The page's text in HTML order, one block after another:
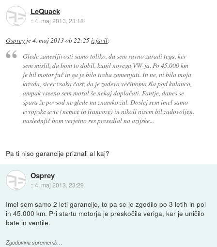
LeQuack
::4. maj 2013, 23:18
Osprey je4. maj 2013 ob 22:25izjavil:
Glede zanesljivosti samo toliko, da sem ravno zaradi tega, ker
sem mislil, da bom to dobil, kupil novega VW-ja. Po 45.000 km
je bil motor fuč in ga je bilo treba zamenjati. In ne, ni bila moja
krivda, sicer vsaka čast, da je zadeva večinoma šla pod kulanco,
ampak vseeno sem moral še nekaj doplačati. Fantje, danes se
špara že povsod ne glede na znamko žal. Doslej sem imel samo
evropske avte (nemce in francoze) in nikoli nisem bil zadovoljen,
naslednjič bom verjetno res presedlal na azijske...
Pa ti niso garancije priznali al kaj?
Osprey
::4. maj 2013, 23:29
Imel sem samo 2 leti garancije, to pa se je zgodilo po 3 letih in pol
in 45.000 km. Pri startu motorja je preskočila veriga, kar je uničilo
bate in ventile.
Zgodovina sprememb…